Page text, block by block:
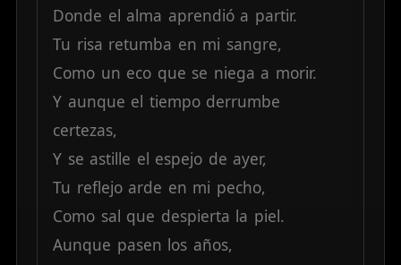
Donde el alma aprendió a partir.
Tu risa retumba en mi sangre,
Como un eco que se niega a morir.
Y aunque el tiempo derrumbe
certezas,
Y se astille el espejo de ayer,
Tu reflejo arde en mi pecho,
Como sal que despierta la piel.
Aunque pasen los años,